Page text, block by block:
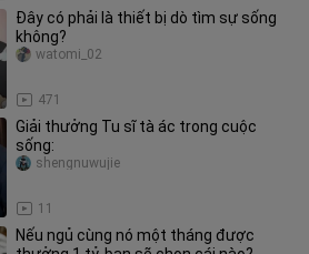
Đây có phải là thiết bị dò tìm sự sống
không?
471
watomi_02
Giải thưởng Tu sĩ tà ác trong cuộc
sống:
11
shengnuwujie
Nếu ngủ cùng nó một tháng được